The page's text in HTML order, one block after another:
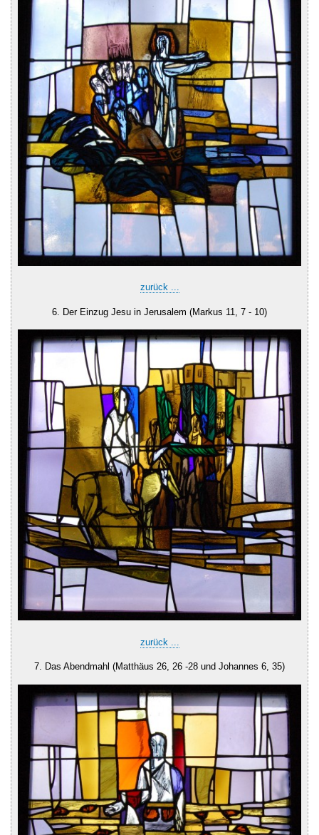
zurück ...
6. Der Einzug Jesu in Jerusalem (Markus 11, 7 - 10)
zurück ...
7. Das Abendmahl (Matthäus 26, 26 -28 und Johannes 6, 35)